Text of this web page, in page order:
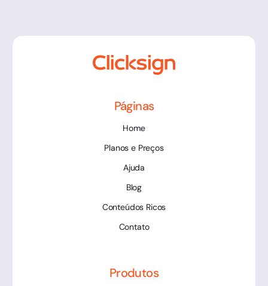
Páginas
Home
Planos e Preços
Ajuda
Blog
Conteúdos Ricos
Contato
Produtos